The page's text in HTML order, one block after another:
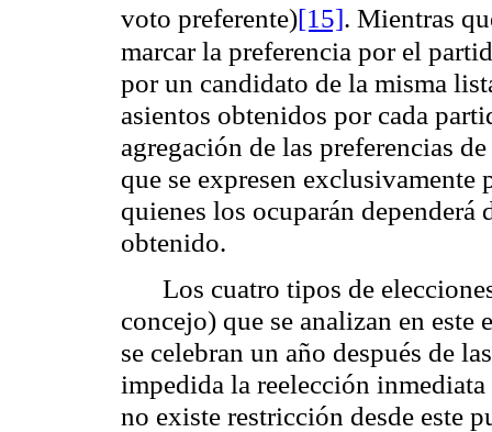
voto preferente)[15]. Mientras
marcar la preferencia por el
por un candidato de la misma
asientos obtenidos por cada
agregación de las preferencias
que se expresen
quienes los ocuparán dependerá
obtenido.
Los cuatro tipos de
concejo) que se analizan en
se celebran un año después de
impedida la reelección
no existe restricción desde este